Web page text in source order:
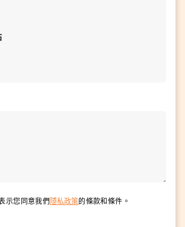
示您同意我們隱私政策的條款和條件。